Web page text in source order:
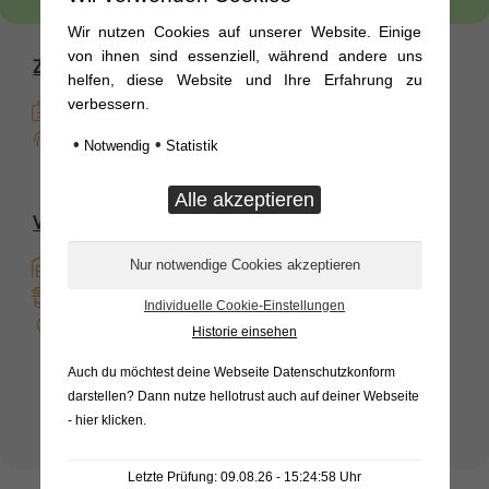
Zahlungsoptionen
Kauf auf Rechnung
Direkte Banküberweisung
Versandoptionen
Sofort Verfügbar
Overnight
91,63 € inkl. MwSt.
Hydraulikkupplung
Wir nutzen Cookies auf unserer Website. Einige
von ihnen sind essenziell, während andere uns
helfen, diese Website und Ihre Erfahrung zu
verbessern.
• Notwendig • Statistik
Individuelle Cookie-Einstellungen
Historie einsehen
Auch du möchtest deine Webseite Datenschutzkonform
darstellen? Dann nutze hellotrust auch auf deiner Webseite
- hier klicken.
Letzte Prüfung: 09.08.26 - 15:24:58 Uhr